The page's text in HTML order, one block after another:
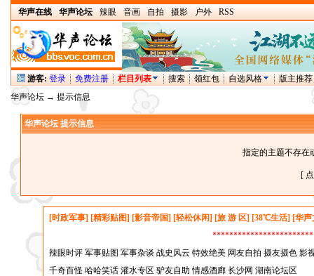
华声在线 华声论坛 辣眼 音画 自拍 摄影 户外 RSS
游客: 登录 免费注册 栏目列表 搜索 领红包 自选风格
版主推荐
华声论坛→ 提示信息
华声论坛 提示信息
指定的主题不存在
[
[时政军事] [精彩贴图] [影音帝国] [轻松休闲] [旅 游 区] [38℃生活] [华
************************
辣眼时评 军事贴图 军事杂谈 战史风云 特效绝美 网友自拍 摄友摄色 影
千奇百怪 哈哈笑话 灌水专区 驴友自助 情感酒廊 长沙网 湖南论坛区